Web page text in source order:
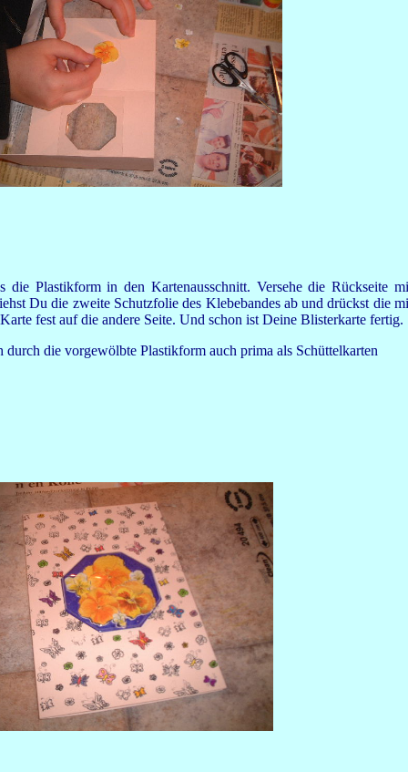
Plastikform in den Kartenausschnitt. Versehe die Rückseite
Du die zweite Schutzfolie des Klebebandes ab und drückst die
fest auf die andere Seite. Und schon ist Deine Blisterkarte fertig.
die vorgewölbte Plastikform auch prima als Schüttelkarten